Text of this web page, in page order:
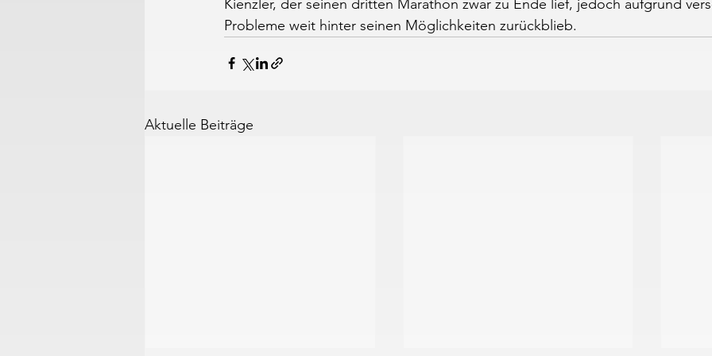
Kienzler, der seinen dritten Marathon zwar zu Ende lief, jedoch aufgrund
Probleme weit hinter seinen Möglichkeiten zurückblieb.
Aktuelle Beiträge